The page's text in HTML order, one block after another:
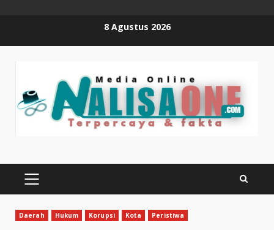
8 Agustus 2026
PRIMARY
Daerah Hukum Korupsi Kota Peristiwa